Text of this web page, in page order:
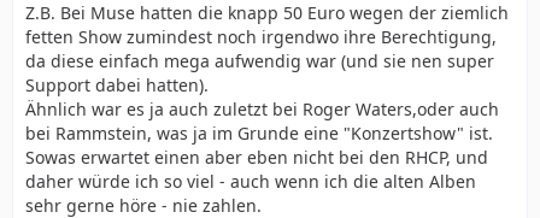
Z.B. Bei Muse hatten die knapp 50 Euro wegen der ziemlich
fetten Show zumindest noch irgendwo ihre Berechtigung,
da diese einfach mega aufwendig war (und sie nen super
Support dabei hatten).
Ähnlich war es ja auch zuletzt bei Roger Waters,oder auch
bei Rammstein, was ja im Grunde eine "Konzertshow" ist.
Sowas erwartet einen aber eben nicht bei den RHCP, und
daher würde ich so viel - auch wenn ich die alten Alben
sehr gerne höre - nie zahlen.